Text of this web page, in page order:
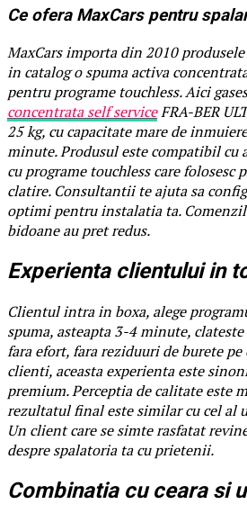
Ce ofera MaxCars pentru
MaxCars importa din 2010
in catalog o spuma activa
pentru programe touchless. Aici
concentrata self serviceFRA-BER
25 kg, cu capacitate mare de
minute. Produsul este compatibil cu
cu programe touchless care folosesc
clatire. Consultantii te ajuta sa
optimi pentru instalatia ta.
bidoane au pret redus.
Experienta clientului in
Clientul intra in boxa, alege
spuma, asteapta 3-4 minute,
fara efort, fara reziduuri de burete
clienti, aceasta experienta este
premium. Perceptia de calitate este
rezultatul final este similar cu cel al
Un client care se simte rasfatat
despre spalatoria ta cu prietenii.
Combinatia cu ceara si